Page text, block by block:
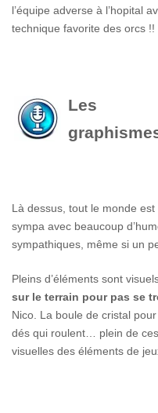
l’équipe adverse à l’hopital
technique favorite des orcs !!
Les
Là dessus, tout le monde est
sympa avec beaucoup
sympathiques, même si un
Pleins d’éléments sont
sur le terrain pour pas se
Nico. La boule de cristal
dés qui roulent… plein de
visuelles des éléments de